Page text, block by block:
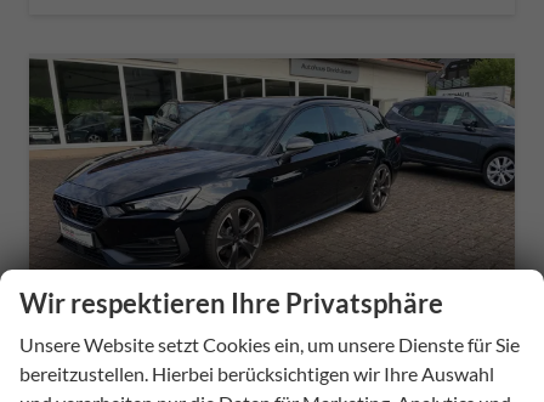
ab 317,– € mtl.
Wir respektieren Ihre Privatsphäre
Unsere Website setzt Cookies ein, um unsere Dienste für Sie
bereitzustellen. Hierbei berücksichtigen wir Ihre Auswahl